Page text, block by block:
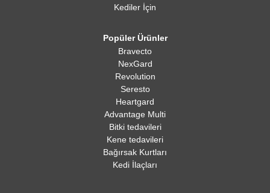
Kediler İçin
Popüler Ürünler
Bravecto
NexGard
Revolution
Seresto
Heartgard
Advantage Multi
Bitki tedavileri
Kene tedavileri
Bağırsak Kurtları
Kedi İlaçları